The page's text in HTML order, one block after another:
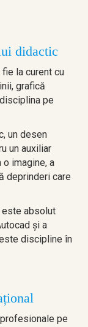
didactic
la curent cu
grafică
pe
un desen
un auxiliar
o imagine, a
deprinderi care
absolut
și a
discipline în
pe